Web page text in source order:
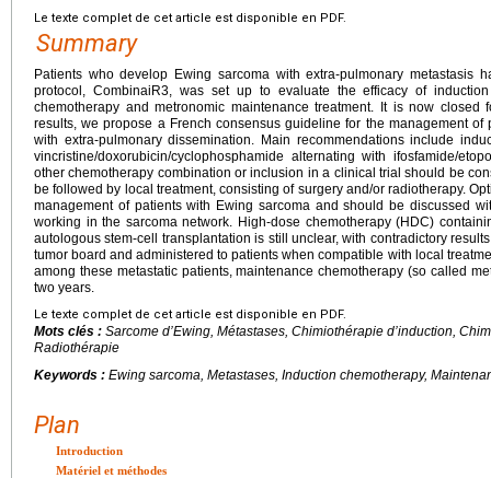
Le texte complet de cet article est disponible en PDF.
Summary
Patients who develop Ewing sarcoma with extra-pulmonary metastasis
protocol, CombinaiR3, was set up to evaluate the efficacy of
chemotherapy and metronomic maintenance treatment. It is now
results, we propose a French consensus guideline for the management
with extra-pulmonary dissemination. Main recommendations include
vincristine/doxorubicin/cyclophosphamide alternating with ifosfamide/
other chemotherapy combination or inclusion in a clinical trial should be
be followed by local treatment, consisting of surgery and/or radiotherapy.
management of patients with Ewing sarcoma and should be discussed
working in the sarcoma network. High-dose chemotherapy (HDC)
autologous stem-cell transplantation is still unclear, with contradictory
tumor board and administered to patients when compatible with local
among these metastatic patients, maintenance chemotherapy (so called
two years.
Le texte complet de cet article est disponible en PDF.
Mots clés : Sarcome d’Ewing, Métastases, Chimiothérapie d’induction,
Radiothérapie
Keywords : Ewing sarcoma, Metastases, Induction chemotherapy,
Plan
Introduction
Matériel et méthodes